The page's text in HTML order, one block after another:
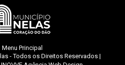
Menu Principal
- Todos os Direitos Reservados |